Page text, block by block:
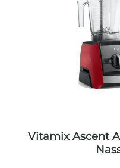
Vitamix Ascent